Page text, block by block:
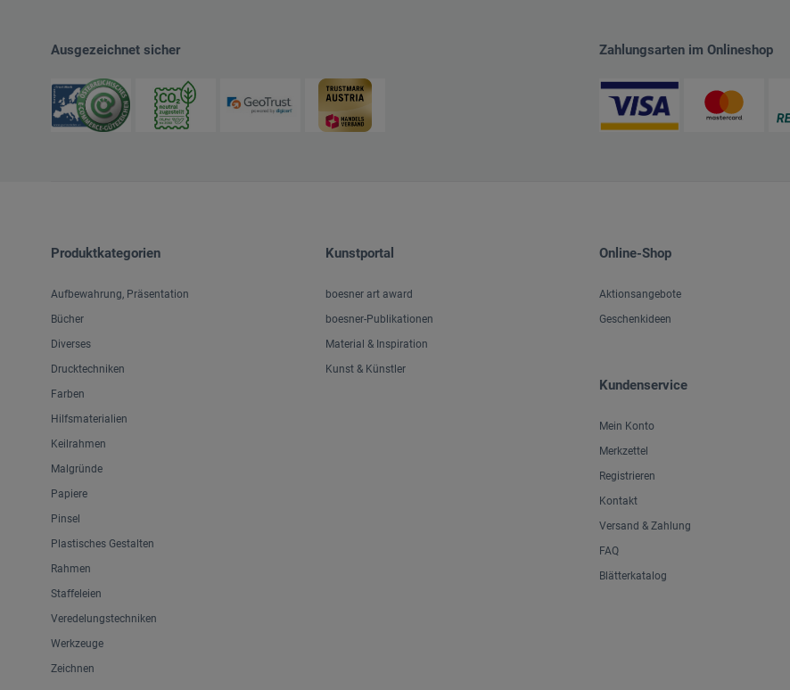
Ausgezeichnet sicher Zahlungsarten im Onlineshop
Produktkategorien
Aufbewahrung, Präsentation
Bücher
Diverses
Drucktechniken
Farben
Hilfsmaterialien
Keilrahmen
Malgründe
Papiere
Pinsel
Plastisches Gestalten
Rahmen
Staffeleien
Veredelungstechniken
Werkzeuge
Zeichnen
Kunstportal
boesner art award
boesner-Publikationen
Material & Inspiration
Kunst & Künstler
Online-Shop
Aktionsangebote
Geschenkideen
Kundenservice
Mein Konto
Merkzettel
Registrieren
Kontakt
Versand & Zahlung
FAQ
Blätterkatalog